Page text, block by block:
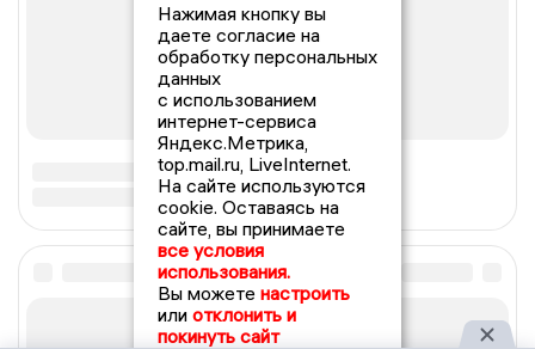
Нажимая кнопку вы
даете согласие на
обработку персональных
данных
с использованием
интернет-сервиса
Яндекс.Метрика,
top.mail.ru, LiveInternet.
На сайте используются
cookie. Оставаясь на
сайте, вы принимаете
все условия
использования.
Вы можете настроить
или отклонить и
покинуть сайт